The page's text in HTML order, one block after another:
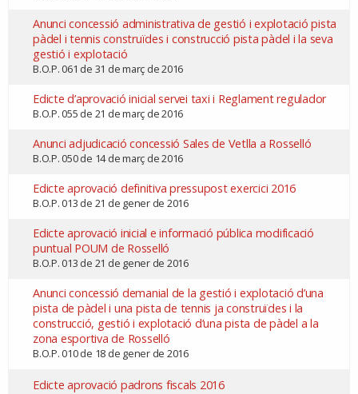
Anunci concessió administrativa de gestió i explotació pista
pàdel i tennis construïdes i construcció pista pàdel i la seva
gestió i explotació
B.O.P. 061 de 31 de març de 2016
Edicte d’aprovació inicial servei taxi i Reglament regulador
B.O.P. 055 de 21 de març de 2016
Anunci adjudicació concessió Sales de Vetlla a Rosselló
B.O.P. 050 de 14 de març de 2016
Edicte aprovació definitiva pressupost exercici 2016
B.O.P. 013 de 21 de gener de 2016
Edicte aprovació inicial e informació pública modificació
puntual POUM de Rosselló
B.O.P. 013 de 21 de gener de 2016
Anunci concessió demanial de la gestió i explotació d’una
pista de pàdel i una pista de tennis ja construïdes i la
construcció, gestió i explotació d’una pista de pàdel a la
zona esportiva de Rosselló
B.O.P. 010 de 18 de gener de 2016
Edicte aprovació padrons fiscals 2016